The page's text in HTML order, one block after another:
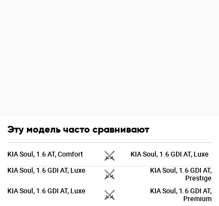
Эту модель часто сравнивают
KIA Soul, 1.6 AT, Comfort
KIA Soul, 1.6 GDI AT, Luxe
KIA Soul, 1.6 GDI AT, Luxe
KIA Soul, 1.6 GDI AT,
Prestige
KIA Soul, 1.6 GDI AT, Luxe
KIA Soul, 1.6 GDI AT,
Premium